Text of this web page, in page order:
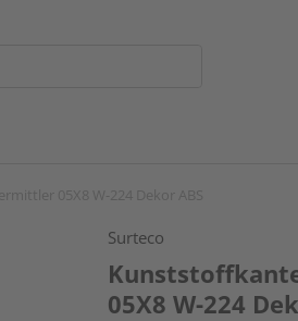
Surteco
05X8 W-224